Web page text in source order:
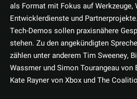
als Format mit Fokus auf Werkzeuge,
Entwicklerdienste und
Tech-Demos sollen praxisnähere
stehen. Zu den angekündigten
zählen unter anderem Tim Sweeney,
Wassmer und Simon Tourangeau von
Kate Rayner von Xbox und The